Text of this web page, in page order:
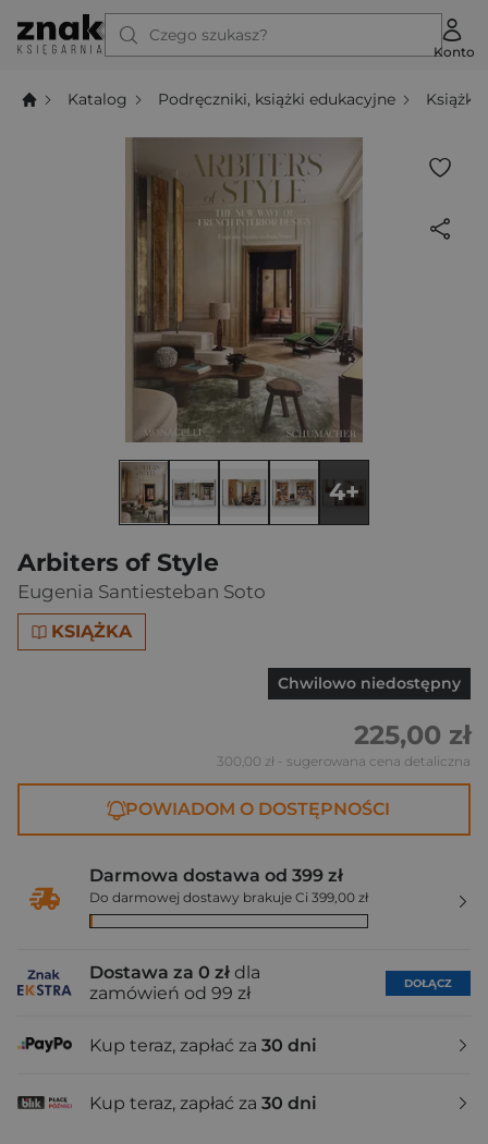
Czego szukasz?
Konto
Katalog Podręczniki, książki edukacyjne Książki
Arbiters of Style
Eugenia Santiesteban Soto
KSIĄŻKA
4+
Chwilowo niedostępny
225,00 zł
300,00 zł - sugerowana cena detaliczna
POWIADOM O DOSTĘPNOŚCI
Darmowa dostawa od 399 zł
Do darmowej dostawy brakuje Ci 399,00 zł
Dostawa za 0 zł dla
zamówień od 99 zł
DOŁĄCZ
Kup teraz, zapłać za 30 dni
Kup teraz, zapłać za 30 dni